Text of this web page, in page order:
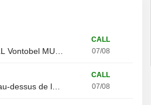
Vontobel MU13V
CALL
07/08
dessus de la résistance
CALL
07/08